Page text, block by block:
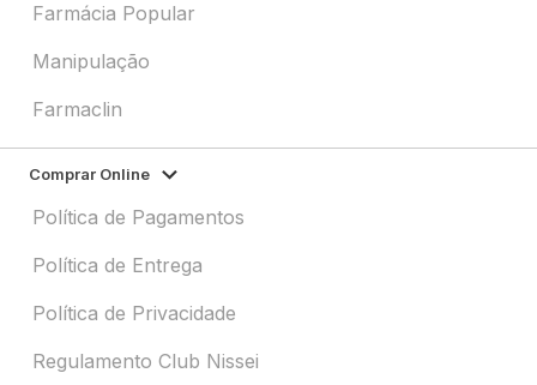
Farmácia Popular
Manipulação
Farmaclin
Comprar Online
Política de Pagamentos
Política de Entrega
Política de Privacidade
Regulamento Club Nissei